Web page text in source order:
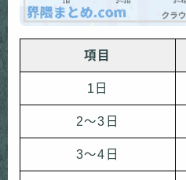
項目
1日
2〜3日
3〜4日